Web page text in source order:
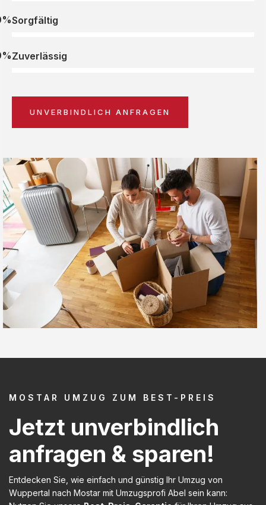
Sorgfältig
Zuverlässig
UNVERBINDLICH ANFRAGEN
MOSTAR UMZUG ZUM BEST-PREIS
Jetzt unverbindlich
anfragen & sparen!
Entdecken Sie, wie einfach und günstig Ihr Umzug von
Wuppertal nach Mostar mit Umzugsprofi Abel sein kann: